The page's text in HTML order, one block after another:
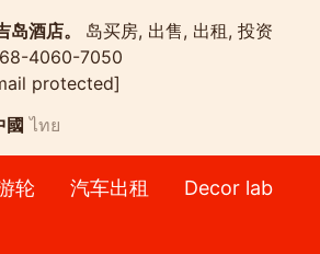
岛酒店。 岛买房, 出售, 出租, 投资
4060-7050
protected]
國 ไทย
轮 汽车出租 Decor lab